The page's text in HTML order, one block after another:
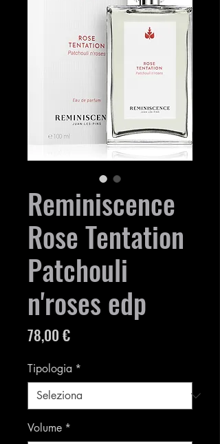
Reminiscence
Rose Tentation
Patchouli
n'roses edp
78,00 €Prezzo
Tipologia *
Volume *